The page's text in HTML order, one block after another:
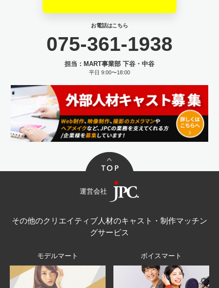
お電話はこちら
075-361-1938
担当：MART事業部 下谷・中谷
平日 9:00〜18:00
運営会社
その他のクリエイティブ人材のキャスト・制作マッチン
グサービス
モデルマート ボイスマート